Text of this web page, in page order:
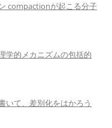
compactionが起こる分子
学的メカニズムの包括的
いて、差別化をはかろう